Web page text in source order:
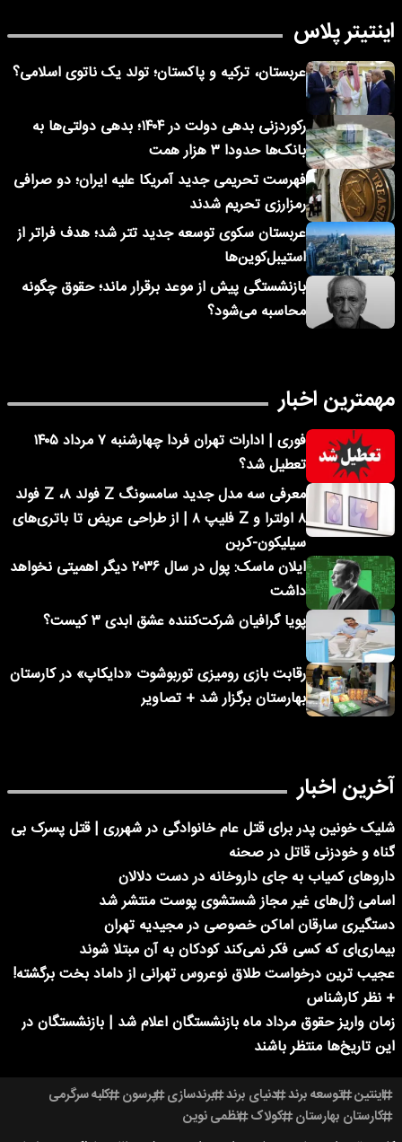
اینتیتر پلاس
عربستان، ترکیه و پاکستان؛ تولد یک ناتوی اسلامی؟
رکوردزنی بدهی دولت در ۱۴۰۴؛ بدهی دولتی‌ها به
بانک‌ها حدودا ۳ هزار همت
فهرست تحریمی جدید آمریکا علیه ایران؛ دو صرافی
رمزارزی تحریم شدند
عربستان سکوی توسعه جدید تتر شد؛ هدف فراتر از
استیبل‌کوین‌ها
بازنشستگی پیش از موعد برقرار ماند؛ حقوق چگونه
محاسبه می‌شود؟
مهمترین اخبار
فوری | ادارات تهران فردا چهارشنبه ۷ مرداد ۱۴۰۵
تعطیل شد؟
معرفی سه مدل جدید سامسونگ Z فولد ۸، Z فولد
۸ اولترا و Z فلیپ ۸ | از طراحی عریض تا باتری‌های
سیلیکون-کربن
ایلان ماسک: پول در سال ۲۰۳۶ دیگر اهمیتی نخواهد
داشت
پویا گرافیان شرکت‌کننده عشق ابدی ۳ کیست؟
رقابت بازی رومیزی توربوشوت «دایکاپ» در کارستان
بهارستان برگزار شد + تصاویر
آخرین اخبار
شلیک خونین پدر برای قتل عام خانوادگی در شهرری | قتل پسرک بی
گناه و خودزنی قاتل در صحنه
داروهای کمیاب به جای داروخانه در دست دلالان
اسامی ژل‌های غیر مجاز شستشوی پوست منتشر شد
دستگیری سارقان اماکن خصوصی در مجیدیه تهران
بیماری‌ای که کسی فکر نمی‌کند کودکان به آن مبتلا شوند
عجیب ترین درخواست طلاق نوعروس تهرانی از داماد بخت برگشته!
+ نظر کارشناس
زمان واریز حقوق مرداد ماه بازنشستگان اعلام شد | بازنشستگان در
این تاریخ‌ها منتظر باشند
اینتین توسعه برند دنیای برند برندسازی پرسون کلبه سرگرمی
کارستان بهارستان کولاک نظمی نوین